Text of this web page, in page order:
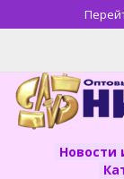
Новости